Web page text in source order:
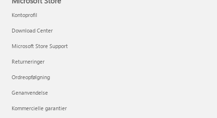
Kontoprofil
Download Center
Microsoft Store Support
Returneringer
Ordreopfølgning
Genanvendelse
Kommercielle garantier